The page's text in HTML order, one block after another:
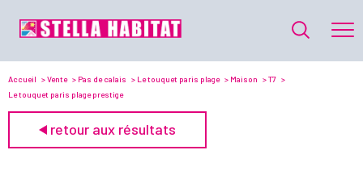
Accueil Vente Pas de calais Le touquet paris plage Maison
T7
Le touquet paris plage prestige
retour aux résultats